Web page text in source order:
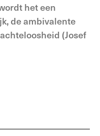
het een
de ambivalente
(Josef